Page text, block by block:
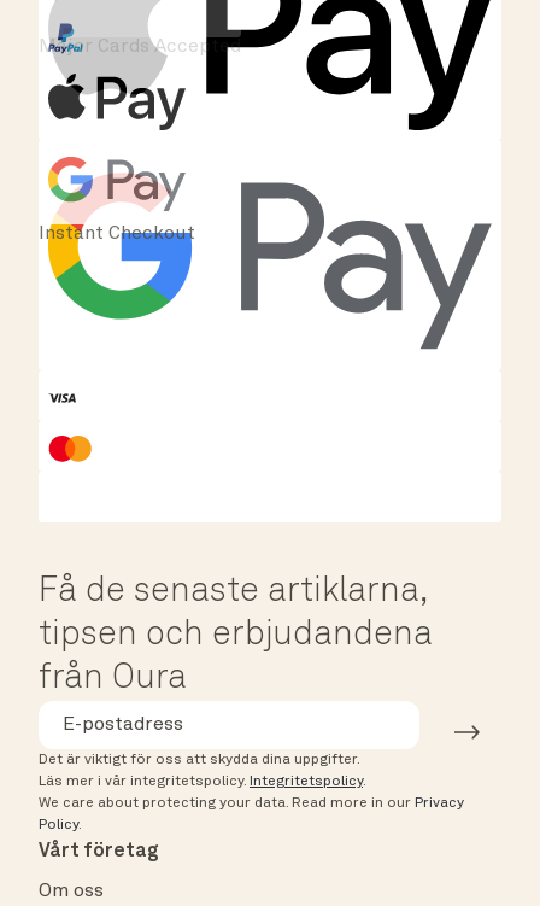
Instant Checkout
Major Cards Accepted
Få de senaste artiklarna,
tipsen och erbjudandena
från Oura
Det är viktigt för oss att skydda dina uppgifter.
Läs mer i vår integritetspolicy. Integritetspolicy.
We care about protecting your data. Read more in our Privacy
Policy.
Vårt företag
Om oss